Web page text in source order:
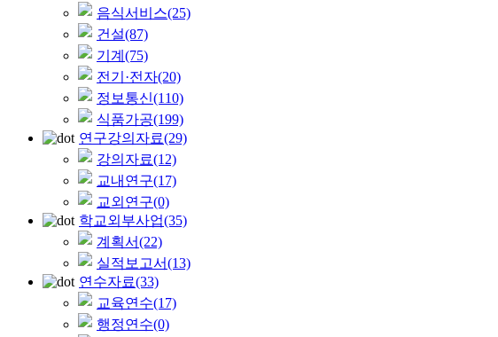
음식서비스(25)
건설(87)
기계 (75)
전기·전자(20)
정보통신(110)
식품가공(199)
연구강의자료(29)
강의자료(12)
교내연구(17)
교외연구(0)
학교외부사업(35)
계획서(22)
실적보고서(13)
연수자료(33)
교육연수(17)
행정연수(0)